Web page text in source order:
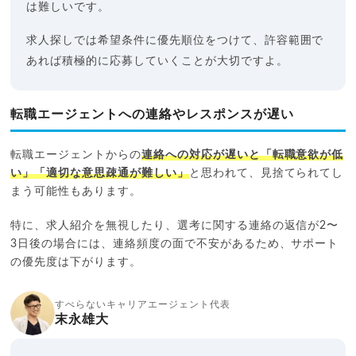
は難しいです。
求人探しでは希望条件に優先順位をつけて、許容範囲で
あれば積極的に応募していくことが大切ですよ。
転職エージェントへの連絡やレスポンスが遅い
転職エージェントからの連絡への対応が遅いと「転職意欲が低
い」「適切な意思疎通が難しい」と思われて、見捨てられてし
まう可能性もあります。
特に、求人紹介を無視したり、選考に関する連絡の返信が2〜
3日後の場合には、連絡頻度の面で不安があるため、サポート
の優先度は下がります。
すべらないキャリアエージェント代表
末永雄大